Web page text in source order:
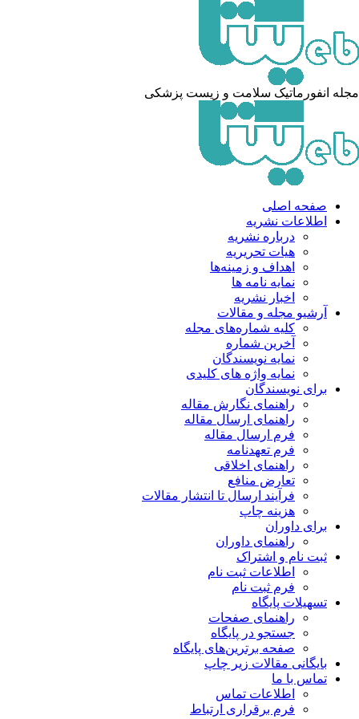
انفورماتیک سلامت و زیست پزشکی
صفحه اصلی
اطلاعات نشریه
درباره نشریه
هیات تحریریه
اهداف و زمینه‌ها
نمایه نامه ها
اخبار نشریه
آرشیو مجله و مقالات
کلیه شماره‌های مجله
آخرین شماره
نمایه نویسندگان
نمایه واژه های کلیدی
برای نویسندگان
راهنمای نگارش مقاله
راهنمای ارسال مقاله
فرم ارسال مقاله
فرم تعهدنامه
راهنمای اخلاقی
تعارض منافع
فرآیند ارسال تا انتشار مقالات
هزینه چاپ
برای داوران
راهنمای داوران
ثبت نام و اشتراک
اطلاعات ثبت نام
فرم ثبت نام
تسهیلات پایگاه
راهنمای صفحات
جستجو در پایگاه
صفحه برترین‌های پایگاه
بایگانی مقالات زیر چاپ
تماس با ما
اطلاعات تماس
فرم برقراری ارتباط